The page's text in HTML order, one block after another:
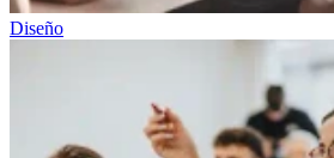
Diseño